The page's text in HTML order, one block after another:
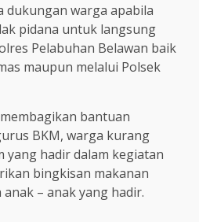
dukungan warga apabila
pidana untuk langsung
Pelabuhan Belawan baik
maupun melalui Polsek
bantuan
BKM, warga kurang
yang hadir dalam kegiatan
bingkisan makanan
– anak yang hadir.